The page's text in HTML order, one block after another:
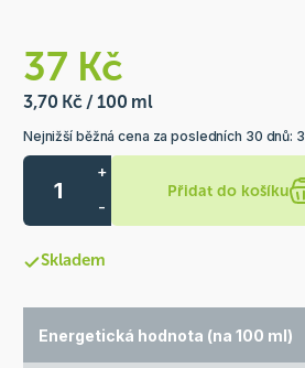
37 Kč
3,70 Kč / 100 ml
Nejnižší běžná cena za posledních 30 dnů:
+
-
Přidat do košíku
Skladem
Energetická hodnota (na 100 ml)